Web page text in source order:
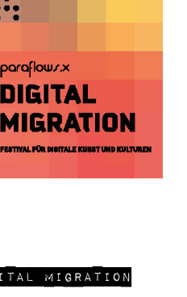
Migration